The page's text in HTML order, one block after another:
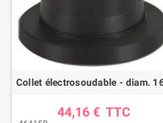
44,16 € TTC